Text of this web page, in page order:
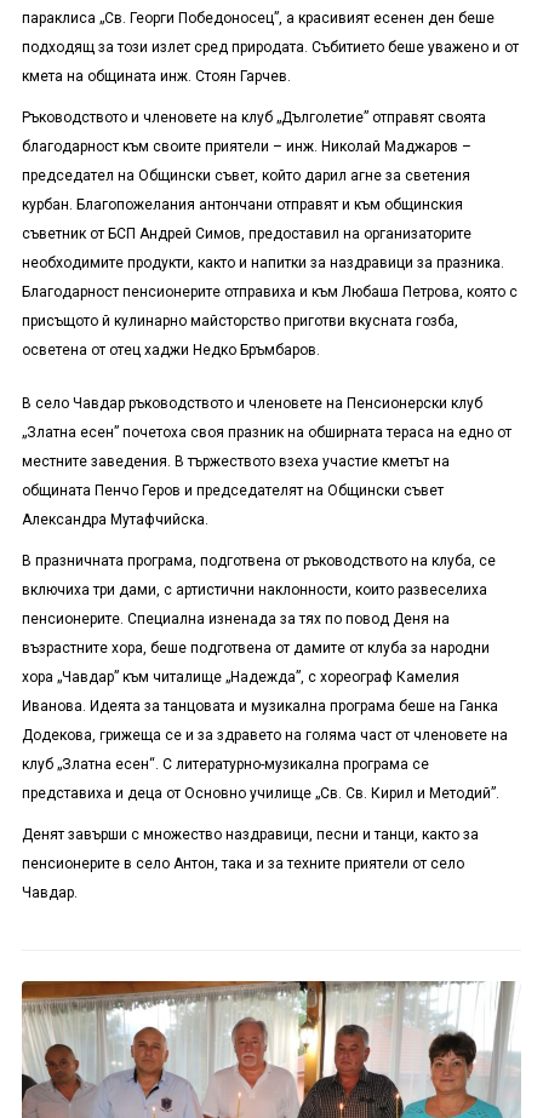
параклиса „Св. Георги Победоносец”, а красивият есенен ден беше
подходящ за този излет сред природата. Събитието беше уважено и от
кмета на общината инж. Стоян Гарчев.
Ръководството и членовете на клуб „Дълголетие” отправят своята
благодарност към своите приятели – инж. Николай Маджаров –
председател на Общински съвет, който дарил агне за светения
курбан. Благопожелания антончани отправят и към общинския
съветник от БСП Андрей Симов, предоставил на организаторите
необходимите продукти, както и напитки за наздравици за празника.
Благодарност пенсионерите отправиха и към Любаша Петрова, която с
присъщото й кулинарно майсторство приготви вкусната гозба,
осветена от отец хаджи Недко Бръмбаров.
В село Чавдар ръководството и членовете на Пенсионерски клуб
„Златна есен” почетоха своя празник на обширната тераса на едно от
местните заведения. В тържеството взеха участие кметът на
общината Пенчо Геров и председателят на Общински съвет
Александра Мутафчийска.
В празничната програма, подготвена от ръководството на клуба, се
включиха три дами, с артистични наклонности, които развеселиха
пенсионерите. Специална изненада за тях по повод Деня на
възрастните хора, беше подготвена от дамите от клуба за народни
хора „Чавдар” към читалище „Надежда”, с хореограф Камелия
Иванова. Идеята за танцовата и музикална програма беше на Ганка
Додекова, грижеща се и за здравето на голяма част от членовете на
клуб „Златна есен“. С литературно-музикална програма се
представиха и деца от Основно училище „Св. Св. Кирил и Методий”.
Денят завърши с множество наздравици, песни и танци, както за
пенсионерите в село Антон, така и за техните приятели от село
Чавдар.